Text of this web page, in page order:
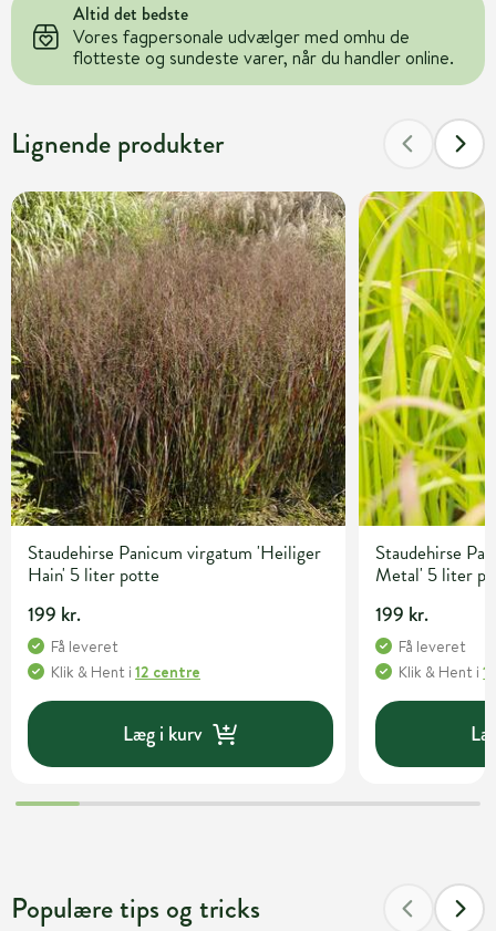
Altid det bedste
Vores fagpersonale udvælger med omhu de
flotteste og sundeste varer, når du handler online.
Lignende produkter
Staudehirse Panicum virgatum 'Heiliger
Hain' 5 liter potte
199 kr.
Få leveret
Klik & Hent i 12 centre
Læg i kurv
Staudehirse
Metal' 5 liter
199 kr.
Få leveret
Klik & Hent i
Populære tips og tricks